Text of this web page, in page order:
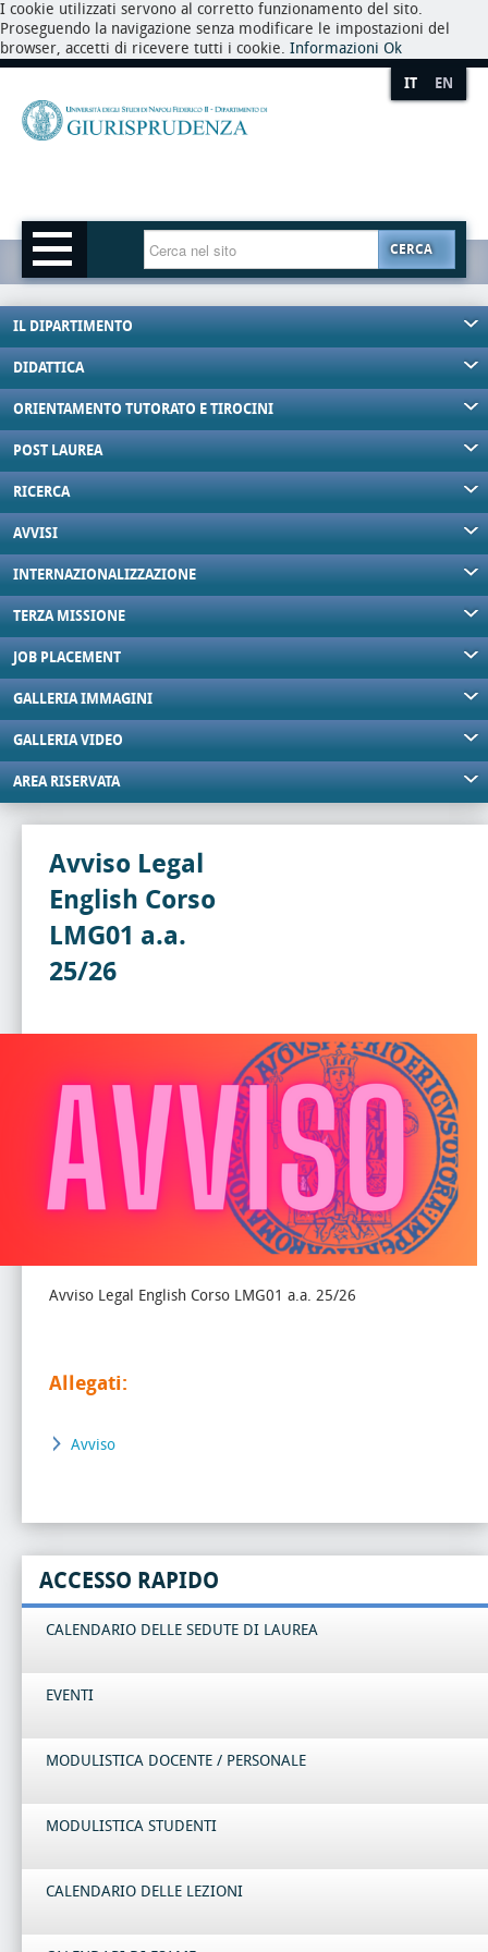
I cookie utilizzati servono al corretto funzionamento del sito.
Proseguendo la navigazione senza modificare le impostazioni del
browser, accetti di ricevere tutti i cookie. Informazioni Ok
IT EN
CERCA
IL DIPARTIMENTO
DIDATTICA
ORIENTAMENTO TUTORATO E TIROCINI
POST LAUREA
RICERCA
AVVISI
INTERNAZIONALIZZAZIONE
TERZA MISSIONE
JOB PLACEMENT
GALLERIA IMMAGINI
GALLERIA VIDEO
AREA RISERVATA
Avviso Legal
English Corso
LMG01 a.a.
25/26
Avviso Legal English Corso LMG01 a.a. 25/26
Allegati:
Avviso
ACCESSO RAPIDO
CALENDARIO DELLE SEDUTE DI LAUREA
EVENTI
MODULISTICA DOCENTE / PERSONALE
MODULISTICA STUDENTI
CALENDARIO DELLE LEZIONI